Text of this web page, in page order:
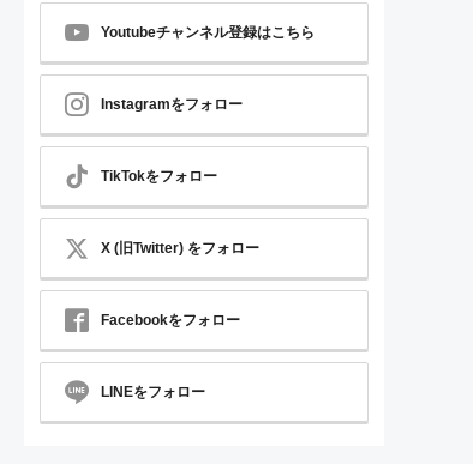
Youtubeチャンネル登録はこちら
Instagramをフォロー
TikTokをフォロー
X (旧Twitter) をフォロー
Facebookをフォロー
LINEをフォロー